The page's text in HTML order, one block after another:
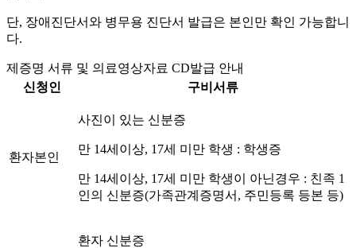
단, 장애진단서와 병무용 진단서 발급은 본인만 확인 가능합니
다.
제증명 서류 및 의료영상자료 CD발급 안내
신청인
구비서류
환자본인
사진이 있는 신분증
만 14세이상, 17세 미만 학생 : 학생증
만 14세이상, 17세 미만 학생이 아닌경우 : 친족 1
인의 신분증(가족관계증명서, 주민등록 등본 등)
환자 신분증